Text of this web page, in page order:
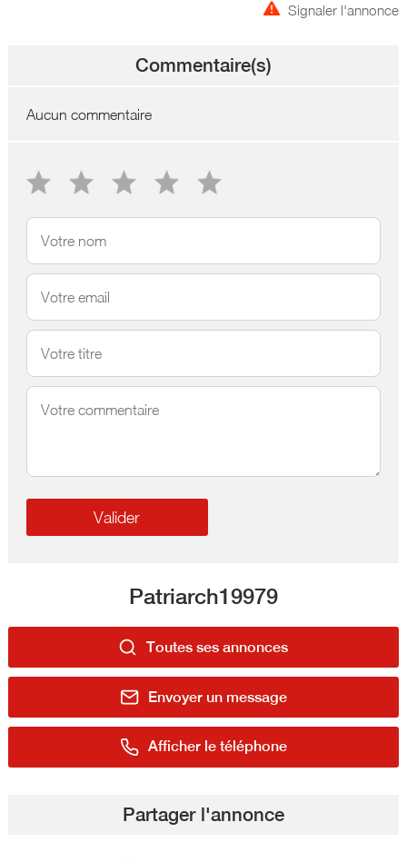
Signaler l'annonce
Commentaire(s)
Aucun commentaire
Patriarch19979
Toutes ses annonces
Envoyer un message
Afficher le téléphone
Partager l'annonce